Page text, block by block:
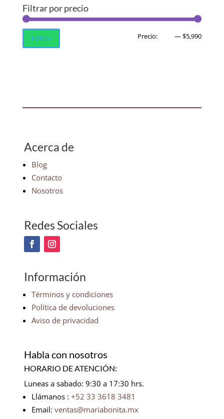
Filtrar por precio
Precio
Precio
Filtrar Precio: —$5,990
Acerca de
Blog
Contacto
Nosotros
Redes Sociales
Información
Términos y condiciones
Política de devoluciones
Aviso de privacidad
Habla con nosotros
HORARIO DE ATENCIÓN:
Luneas a sabado: 9:30 a 17:30 hrs.
Llámanos : +52 33 3618 3481
Email: ventas@mariabonita.mx